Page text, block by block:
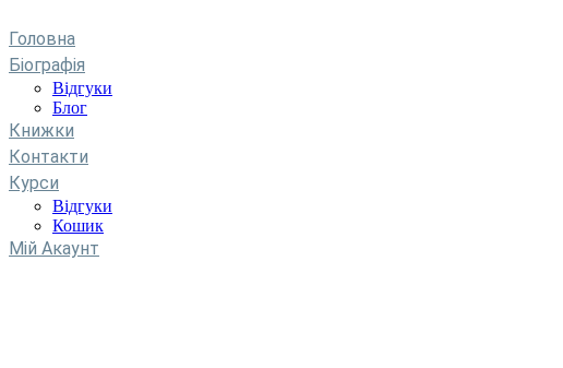
Головна
Біографія
Відгуки
Блог
Книжки
Контакти
Курси
Відгуки
Кошик
Мій Акаунт